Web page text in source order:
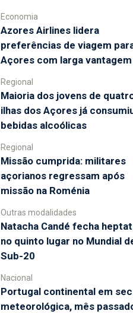
Economia
Azores Airlines lidera
preferências de viagem
Açores com larga vantagem
Regional
Maioria dos jovens de
ilhas dos Açores já
bebidas alcoólicas
Regional
Missão cumprida: militares
açorianos regressam após
missão na Roménia
Outras modalidades
Natacha Candé fecha
no quinto lugar no Mundial
Sub-20
Nacional
Portugal continental em
meteorológica, mês